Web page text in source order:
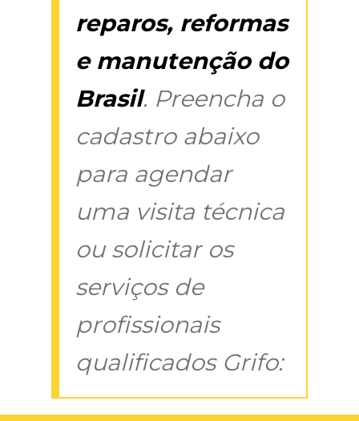
reparos, reformas
e manutenção do
Brasil. Preencha o
cadastro abaixo
para agendar
uma visita técnica
ou solicitar os
serviços de
profissionais
qualificados Grifo: